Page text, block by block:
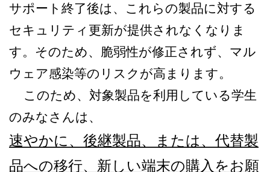
サポート終了後は、これらの製品に対する
セキュリティ更新が提供されなくなりま
す。そのため、脆弱性が修正されず、マル
ウェア感染等のリスクが高まります。
このため、対象製品を利用している学生
のみなさんは、
速やかに、後継製品、または、代替製
品への移行、新しい端末の購入をお願